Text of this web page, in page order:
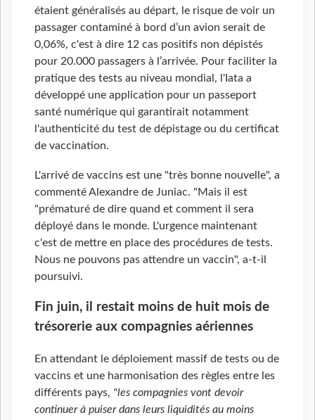
étaient généralisés au départ, le risque de voir un
passager contaminé à bord d’un avion serait de
0,06%, c'est à dire 12 cas positifs non dépistés
pour 20.000 passagers à l’arrivée. Pour faciliter la
pratique des tests au niveau mondial, l'Iata a
développé une application pour un passeport
santé numérique qui garantirait notamment
l'authenticité du test de dépistage ou du certificat
de vaccination.
L'arrivé de vaccins est une "très bonne nouvelle", a
commenté Alexandre de Juniac. "Mais il est
"prématuré de dire quand et comment il sera
déployé dans le monde. L'urgence maintenant
c'est de mettre en place des procédures de tests.
Nous ne pouvons pas attendre un vaccin", a-t-il
poursuivi.
Fin juin, il restait moins de huit mois de
trésorerie aux compagnies aériennes
En attendant le déploiement massif de tests ou de
vaccins et une harmonisation des règles entre les
différents pays, "les compagnies vont devoir
continuer à puiser dans leurs liquidités au moins